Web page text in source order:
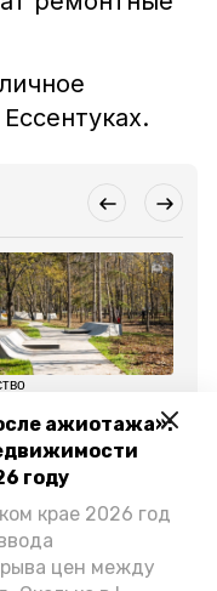
ажиотажа»:
году
крае 2026 год
цен между
Ессентуках.
сквера
на